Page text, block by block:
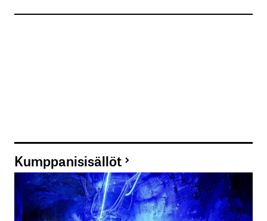
Lähetä kommentti
Kumppanisisällöt